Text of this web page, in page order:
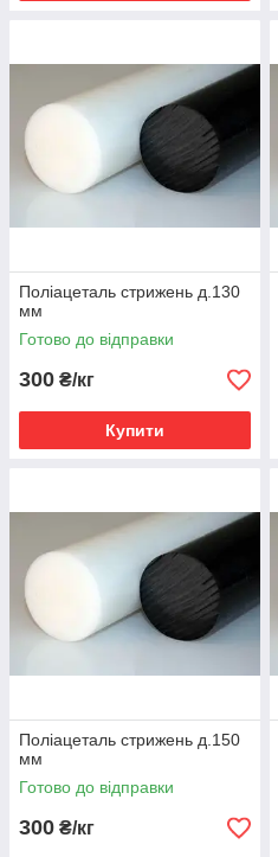
Поліацеталь стрижень д.130
мм
Готово до відправки
300 ₴/кг
Купити
Поліацеталь стрижень д.150
мм
Готово до відправки
300 ₴/кг